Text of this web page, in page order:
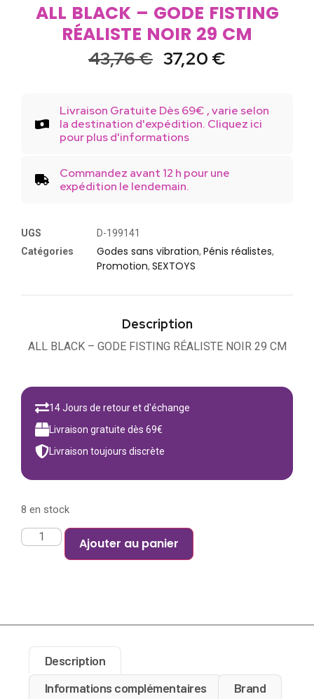
ALL BLACK – GODE FISTING
RÉALISTE NOIR 29 CM
43,76€ 37,20 €
Livraison Gratuite Dès 69€ , varie selon
la destination d'expédition. Cliquez ici
pour plus d'informations
Commandez avant 12 h pour une
expédition le lendemain.
UGS
D-199141
Catégories
Godes sans vibration, Pénis réalistes,
Promotion, SEXTOYS
Description
ALL BLACK – GODE FISTING RÉALISTE NOIR 29 CM
14 Jours de retour et d'échange
Livraison gratuite dès 69€
Livraison toujours discrète
8 en stock
Ajouter au panier
Description
Informations complémentaires
Brand